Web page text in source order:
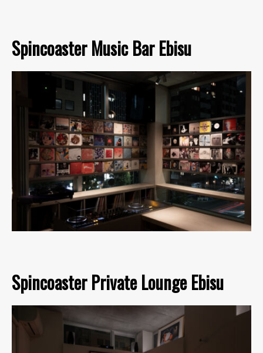
Spincoaster Music Bar Ebisu
Spincoaster Private Lounge Ebisu